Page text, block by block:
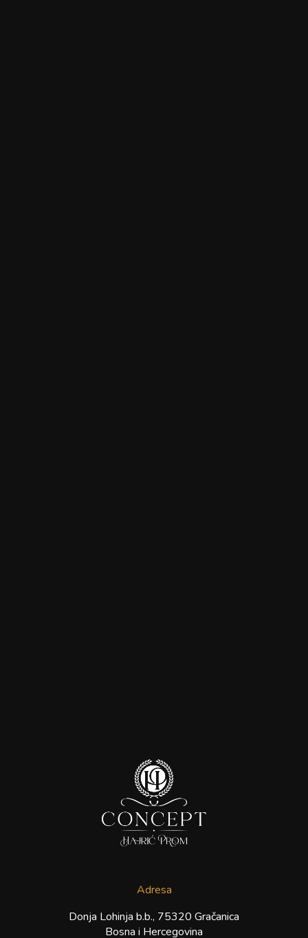
Adresa
Donja Lohinja b.b., 75320 Gračanica
Bosna i Hercegovina